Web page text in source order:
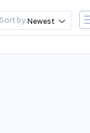
Sort by:Newest